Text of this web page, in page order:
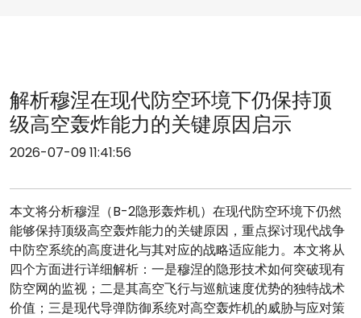
解析穆涅在现代防空环境下仍保持顶
级高空轰炸能力的关键原因启示
2026-07-09 11:41:56
本文将分析穆涅（B-2隐形轰炸机）在现代防空环境下仍然
能够保持顶级高空轰炸能力的关键原因，重点探讨现代战争
中防空系统的高度进化与其对应的战略适应能力。本文将从
四个方面进行详细解析：一是穆涅的隐形技术如何突破现有
防空网的监视；二是其高空飞行与巡航速度优势的独特战术
价值；三是现代导弹防御系统对高空轰炸机的威胁与应对策